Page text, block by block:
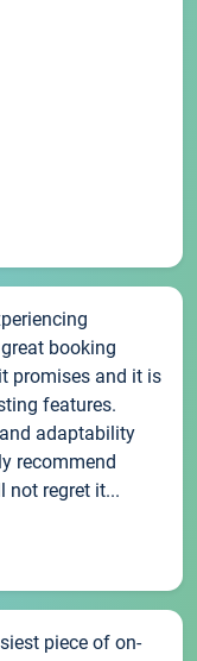
booking
promises and it is
features.
adaptability
recommend
not regret it...
piece of on-